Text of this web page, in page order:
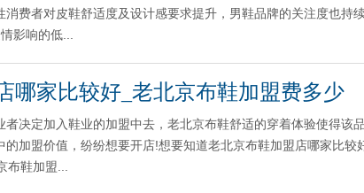
消费者对皮鞋舒适度及设计感要求提升，男鞋品牌的关注度也持
影响的低...
哪家比较好_老北京布鞋加盟费多少
者决定加入鞋业的加盟中去，老北京布鞋舒适的穿着体验使得该
的加盟价值，纷纷想要开店!想要知道老北京布鞋加盟店哪家比
鞋加盟...